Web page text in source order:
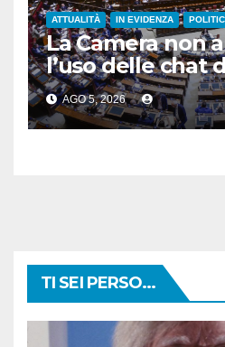
ATTUALITÀ IN EVIDENZA
La Camera non
l’uso delle chat
voto a scrutinio
AGO 5, 2026
TI SEI PERSO...